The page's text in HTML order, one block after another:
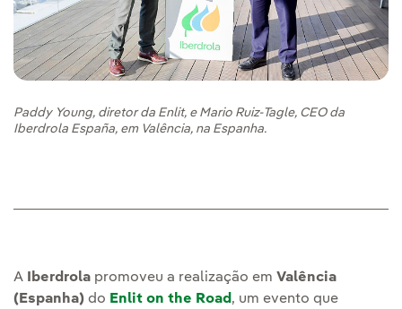
Paddy Young, diretor da Enlit, e Mario Ruiz-Tagle, CEO da
Iberdrola España, em Valência, na Espanha.
A Iberdrola promoveu a realização em Valência
(Espanha) do Enlit on the Road , um evento que